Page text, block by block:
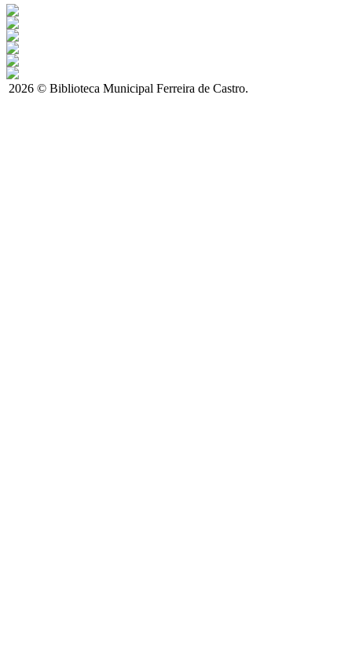
2026 © Biblioteca Municipal Ferreira de Castro.